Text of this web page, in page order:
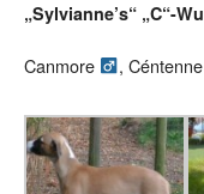
„Sylvianne’s“ „C“-
Canmore , Céntenne